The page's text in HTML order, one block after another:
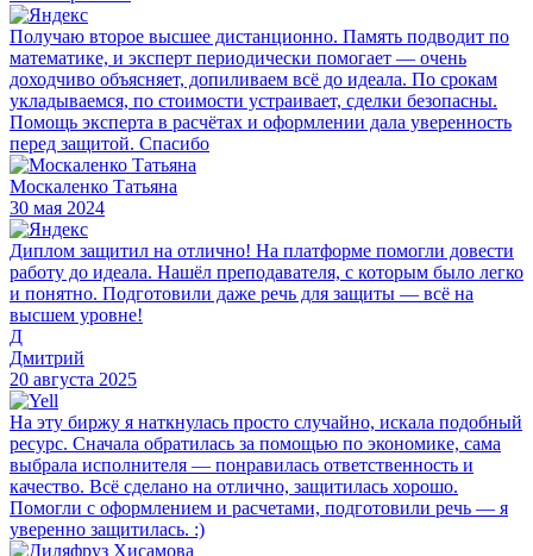
Получаю второе высшее дистанционно. Память подводит по
математике, и эксперт периодически помогает — очень
доходчиво объясняет, допиливаем всё до идеала. По срокам
укладываемся, по стоимости устраивает, сделки безопасны.
Помощь эксперта в расчётах и оформлении дала уверенность
перед защитой. Спасибо
Москаленко Татьяна
30 мая 2024
Диплом защитил на отлично! На платформе помогли довести
работу до идеала. Нашёл преподавателя, с которым было легко
и понятно. Подготовили даже речь для защиты — всё на
высшем уровне!
Д
Дмитрий
20 августа 2025
На эту биржу я наткнулась просто случайно, искала подобный
ресурс. Сначала обратилась за помощью по экономике, сама
выбрала исполнителя — понравилась ответственность и
качество. Всё сделано на отлично, защитилась хорошо.
Помогли с оформлением и расчетами, подготовили речь — я
уверенно защитилась. :)